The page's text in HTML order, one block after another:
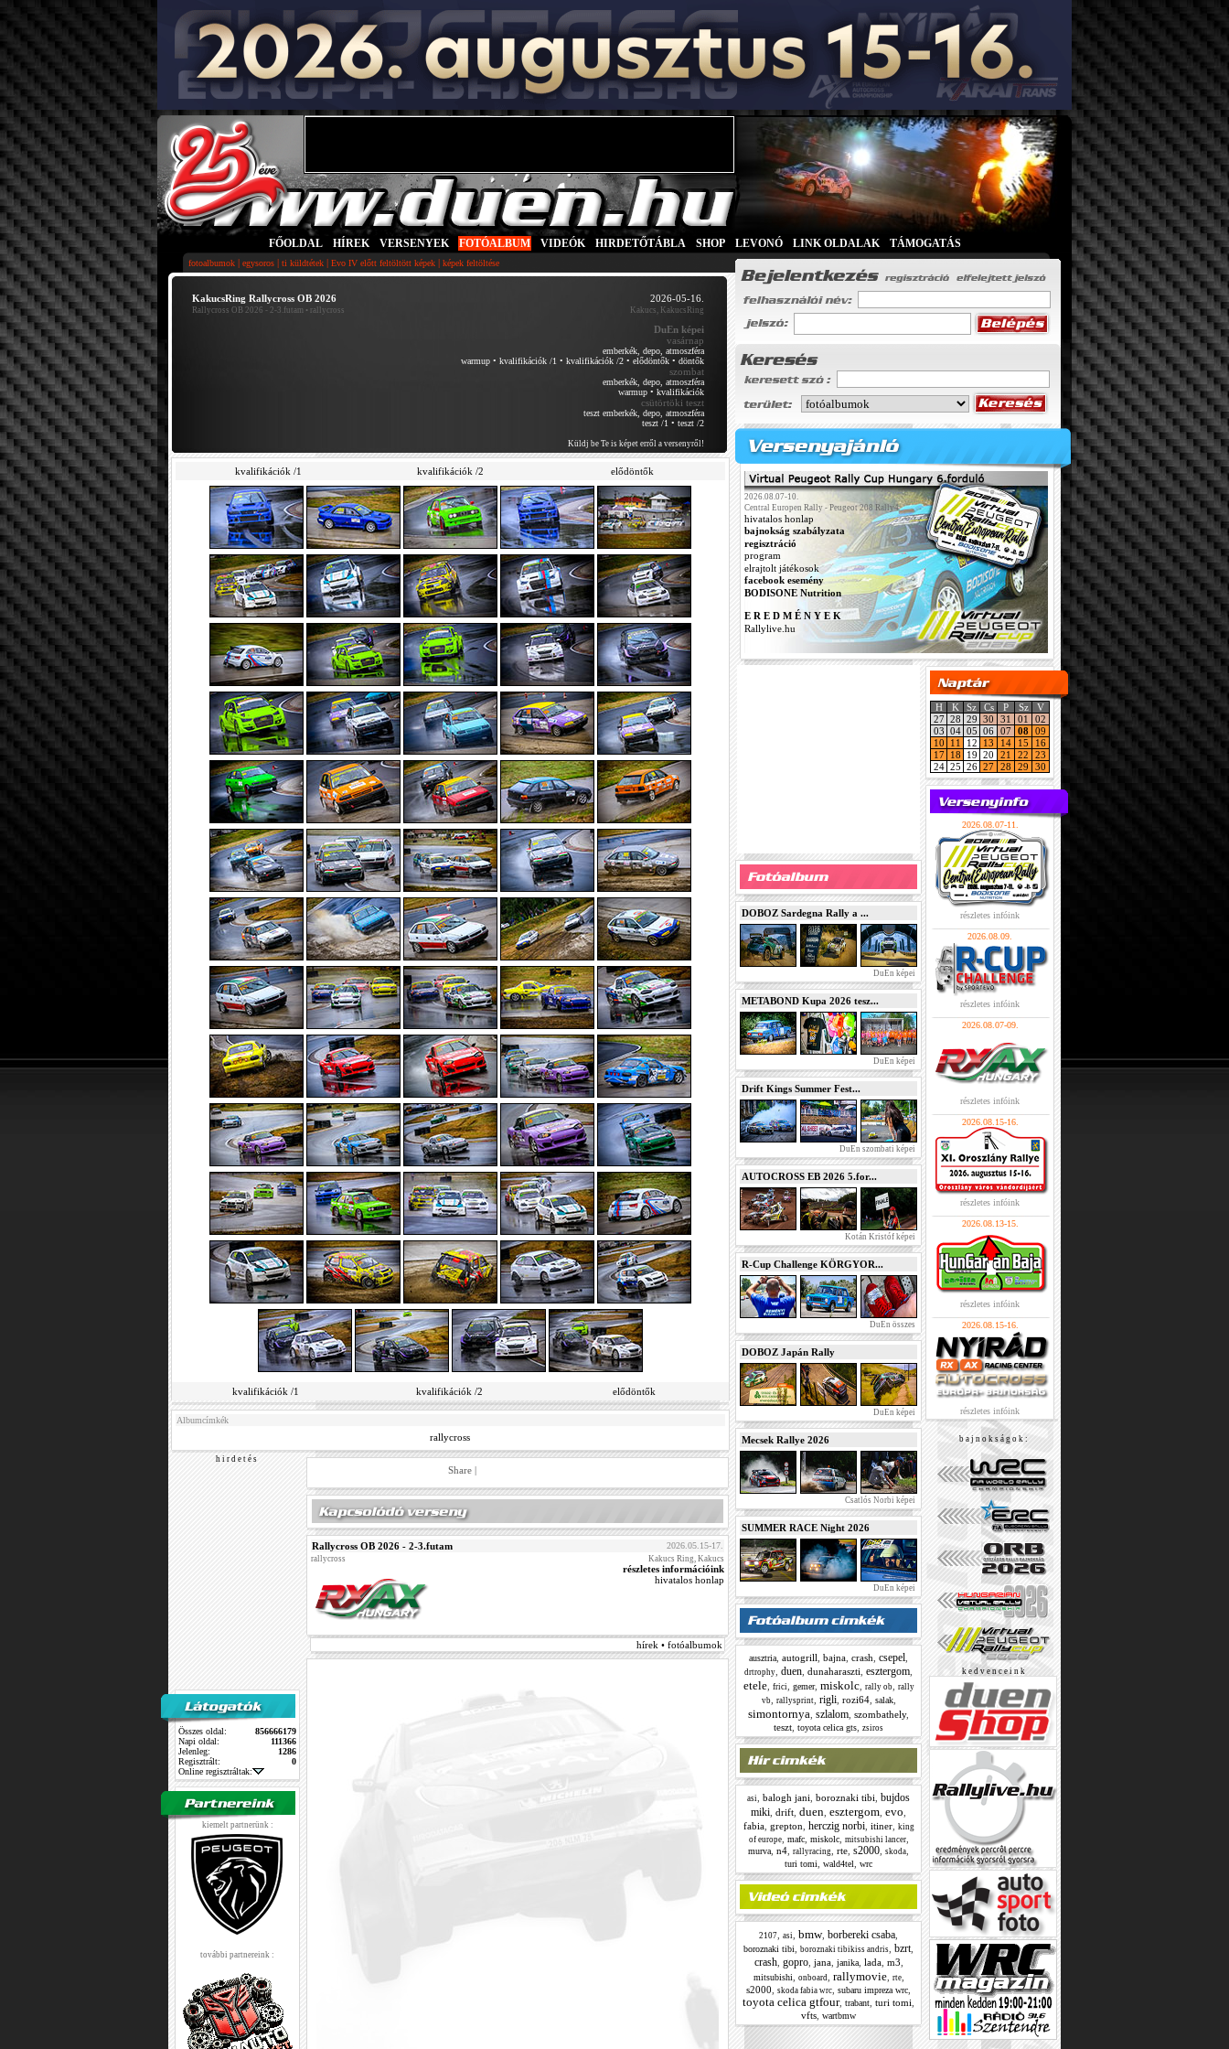
FŐOLDAL HÍREK VERSENYEK FOTÓALBUM VIDEÓK HIRDETŐTÁBLA SHOP LEVONÓ LINK OLDALAK TÁMOGATÁS
fotoalbumok | egysoros | ti küldtétek | Evo IV előtt feltöltött képek | képek feltöltése
KakucsRing Rallycross OB 2026
Rallycross OB 2026 - 2-3.futam• rallycross
2026-05-16.
Kakucs, KakucsRing
DuEn képei
vasárnap
emberkék, depo, atmoszféra
warmup• kvalifikációk /1 • kvalifikációk /2• elődöntők• döntők
szombat
emberkék, depo, atmoszféra
warmup• kvalifikációk
csütörtöki teszt
teszt emberkék, depo, atmoszféra
teszt /1 • teszt /2
Küldj be Te is képet erről a versenyről!
kvalifikációk /1 kvalifikációk /2 elődöntők
kvalifikációk /1 kvalifikációk /2 elődöntők
Albumcímkék
rallycross
h i r d e t é s
Összes oldal:
856666179
Napi oldal:
111366
Jelenleg:
1286
Regisztrált:
0
Online regisztráltak:
kiemelt partnerünk :
további partnereink :
Share |
Rallycross OB 2026 - 2-3.futam 2026.05.15-17.
rallycross Kakucs Ring, Kakucs
részletes információink
hivatalos honlap
hírek • fotóalbumok
2026.08.07-10.
Central Europen Rally - Peugeot 208 Rally4
hivatalos honlap
bajnokság szabályzata
regisztráció
program
elrajtolt játékosok
facebook esemény
BODISONE Nutrition
E R E D M É N Y E K
Rallylive.hu
DOBOZ Sardegna Rally a ...
DuEn képei
METABOND Kupa 2026 tesz...
DuEn képei
Drift Kings Summer Fest...
DuEn szombati képei
AUTOCROSS EB 2026 5.for...
Kotán Kristóf képei
R-Cup Challenge KÖRGYOR...
DuEn összes
DOBOZ Japán Rally
DuEn képei
Mecsek Rallye 2026
Csatlós Norbi képei
SUMMER RACE Night 2026
DuEn képei
ausztria autogrill bajna crash csepel
drtrophy duen dunaharaszti esztergom
etele, frici gemer, miskolc, rally ob, rally
vb, rallysprint, rigli, rozi64, salak,
simontornya szlalom szombathely,
teszt toyota celica gts zsiros
asi balogh jani boroznaki tibi bujdos
miki drift duen esztergom evo
fabia, grepton herczig norbi, itiner, king
of europe, mafc, miskolc, mitsubishi lancer,
murva n4 rallyracing rte s2000 skoda
turi tomi wald4tel wrc
2107 asi bmw, borbereki csaba
boroznaki tibi boroznaki tibikiss andris bzrt
crash, gopro, jana, janika, lada, m3
mitsubishi onboard rallymovie, rte,
s2000
skoda fabia wrc subaru impreza wrc
toyota celica gtfour, trabant turi tomi
vfts wartbmw
H K Sz Cs P Sz
V
27 28 29 30 31 01
02
03 04 05 06 07 08 09
10
11 12 13 14 15
16
17
18 19 20 21 22
23
24 25 26 27 28 29 30
2026.08.07-11.
részletes infóink
2026.08.09.
részletes infóink
2026.08.07-09.
részletes infóink
2026.08.15-16.
részletes infóink
2026.08.13-15.
részletes infóink
2026.08.15-16.
részletes infóink
b a j n o k s á g o k :
k e d v e n c e i n k